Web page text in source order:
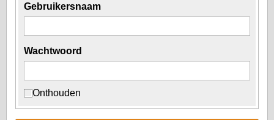
Gebruikersnaam
Wachtwoord
Onthouden